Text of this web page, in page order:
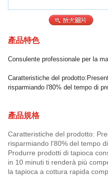
產品特色
Consulente professionale per la
Caratteristiche del
risparmiando l'80% del tempo di
產品規格
Caratteristiche del prodotto:
risparmiando l'80% del tempo
Produrre prodotti di tapioca
in 10 minuti ti renderà più
la tapioca a cottura rapida